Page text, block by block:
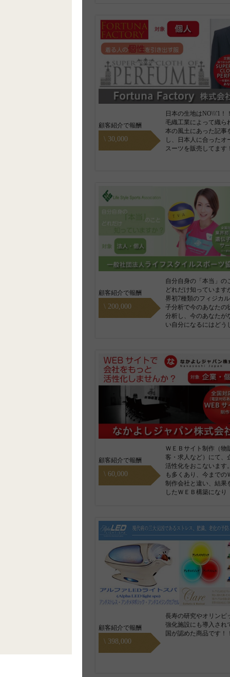
日本の生地はNO\\\'1！
毛織工業によって織ら
本の風土にあった記事
し、日本人に合ったオ
スーツを販売してます
\ 30,000
顧客紹介で報酬
自分自身の「本当」の
どれだけ知っています
界初7種類のフィジカ
子分析で今のあなたの
分析し、今のあなたが
い自分になるにはどう
\ 200,000
顧客紹介で報酬
ＷＥＢサイト制作（物
客・求人など）にて、
活性化をおこないます
も多くあり、今までの
制作会社と違い、結果
したＷＥＢ構築になり
\ 60,000
顧客紹介で報酬
長寿の研究やオリンピ
強化施設にも導入され
国が認めた商品です！
\ 398,000
顧客紹介で報酬